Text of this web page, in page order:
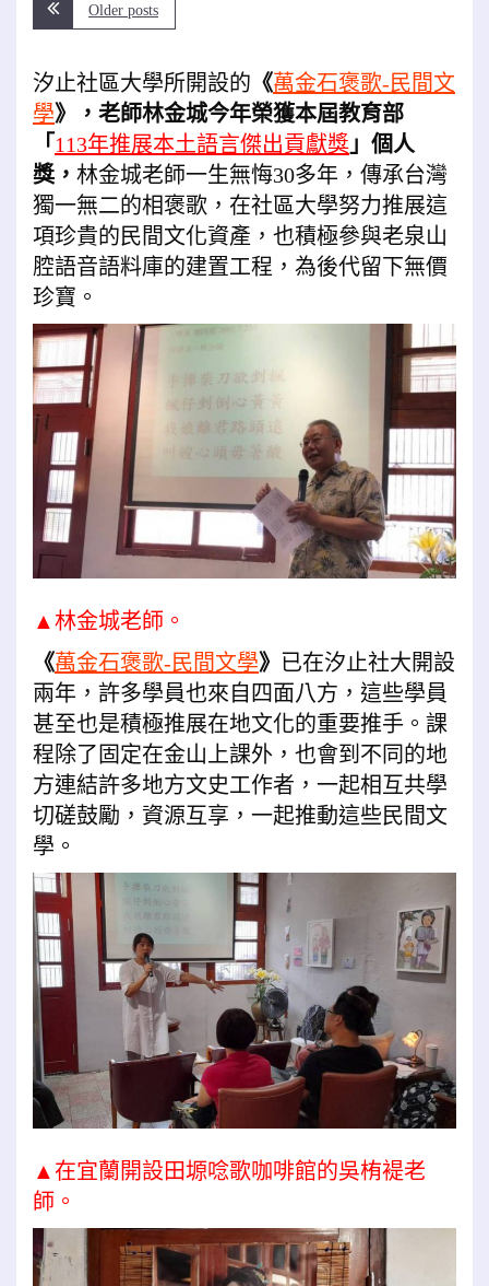
Older posts
汐止社區大學所開設的 《萬金石褒歌-民間文
學》，老師林金城今年榮獲本屆教育部
「 113年推展本土語言傑出貢獻獎 」個人
獎， 林金城老師一生無悔30多年，傳承台灣
獨一無二的相褒歌，在社區大學努力推展這
項珍貴的民間文化資產，也積極參與老泉山
腔語音語料庫的建置工程，為後代留下無價
珍寶。
▲林金城老師。
《萬金石褒歌-民間文學》 已在汐止社大開設
兩年，許多學員也來自四面八方，這些學員
甚至也是積極推展在地文化的重要推手。課
程除了固定在金山上課外，也會到不同的地
方連結許多地方文史工作者，一起相互共學
切磋鼓勵，資源互享，一起推動這些民間文
學。
▲在宜蘭開設田塬唸歌咖啡館的吳栯褆老
師。